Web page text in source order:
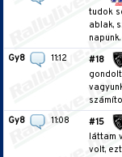
tudok
ablak,
napunk.
Gy8
11:12 #18
Gy8
11:08 #15
láttam
volt,